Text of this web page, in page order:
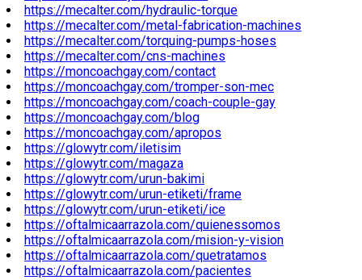
https://mecalter.com/hydraulic-torque
https://mecalter.com/metal-fabrication-machines
https://mecalter.com/torquing-pumps-hoses
https://mecalter.com/cns-machines
https://moncoachgay.com/contact
https://moncoachgay.com/tromper-son-mec
https://moncoachgay.com/coach-couple-gay
https://moncoachgay.com/blog
https://moncoachgay.com/apropos
https://glowytr.com/iletisim
https://glowytr.com/magaza
https://glowytr.com/urun-bakimi
https://glowytr.com/urun-etiketi/frame
https://glowytr.com/urun-etiketi/ice
https://oftalmicaarrazola.com/quienessomos
https://oftalmicaarrazola.com/mision-y-vision
https://oftalmicaarrazola.com/quetratamos
https://oftalmicaarrazola.com/pacientes